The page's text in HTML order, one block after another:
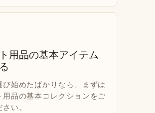
用品の基本アイテム
び始めたばかりなら、まずは
用品の基本コレクションをご
い。